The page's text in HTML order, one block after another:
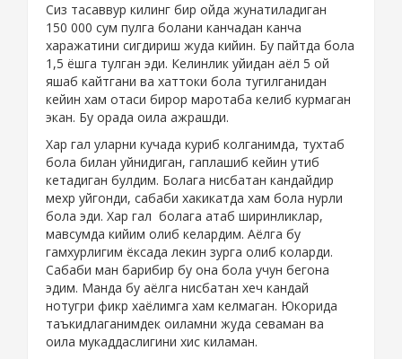
Сиз тасаввур килинг бир ойда жунатиладиган
150 000 сум пулга болани канчадан канча
харажатини сигдириш жуда кийин. Бу пайтда бола
1,5 ёшга тулган эди. Келинлик уйидан аёл 5 ой
яшаб кайтгани ва хаттоки бола тугилганидан
кейин хам отаси бирор маротаба келиб курмаган
экан. Бу орада оила ажрашди.
Хар гал уларни кучада куриб колганимда, тухтаб
бола билан уйнидиган, гаплашиб кейин утиб
кетадиган булдим. Болага нисбатан кандайдир
мехр уйгонди, сабаби хакикатда хам бола нурли
бола эди. Хар гал болага атаб ширинликлар,
мавсумда кийим олиб келардим. Аёлга бу
гамхурлигим ёксада лекин зурга олиб коларди.
Сабаби ман барибир бу она бола учун бегона
эдим. Манда бу аёлга нисбатан хеч кандай
нотугри фикр хаёлимга хам келмаган. Юкорида
таъкидлаганимдек оиламни жуда севаман ва
оила мукаддаслигини хис киламан.